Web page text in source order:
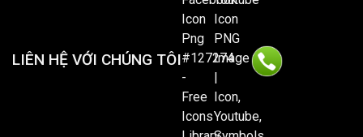
LIÊN HỆ VỚI CHÚNG TÔI